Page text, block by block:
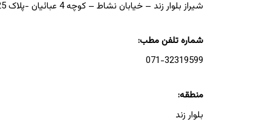
شیراز بلوار زند – خیابان نشاط – کوچه 4 عبائیان -پلاک 25- کلینیک طبیب
شماره تلفن مطب:
071-32319599
منطقه:
بلوار زند